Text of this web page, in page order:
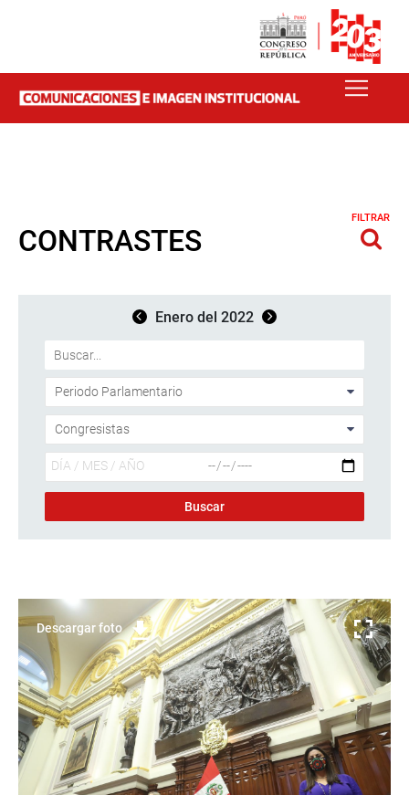
CONTRASTES
FILTRAR
Enero del 2022
Descargar foto